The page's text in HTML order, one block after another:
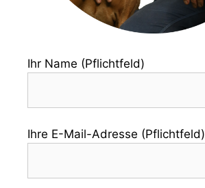
Ihr Name (Pflichtfeld)
Ihre E-Mail-Adresse (Pflichtfeld)